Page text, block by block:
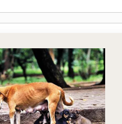
SPONSOR VAN DE MAAND